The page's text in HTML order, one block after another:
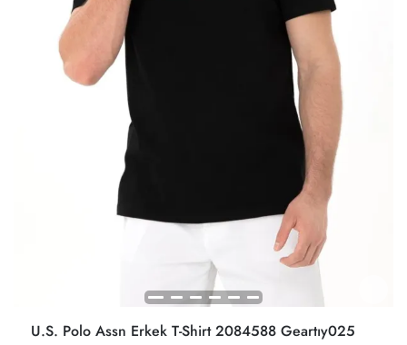
U.S. Polo Assn Erkek T-Shirt 2084588 Geartıy025